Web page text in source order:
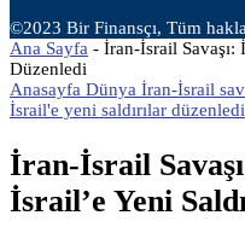
©2023 Bir Finansçı, Tüm
Ana Sayfa - İran-İsrail Savaşı:
Düzenledi
Anasayfa Dünya İran-İsrail
İsrail'e yeni saldırılar düzenledi
İran-İsrail
İsrail’e Yeni